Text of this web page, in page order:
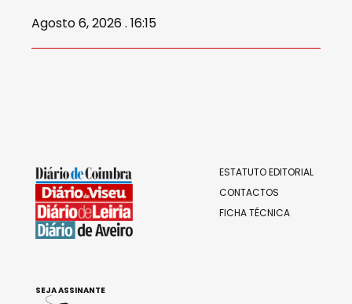
Agosto 6, 2026 . 16:15
ESTATUTO EDITORIAL
CONTACTOS
FICHA TÉCNICA
SEJA ASSINANTE